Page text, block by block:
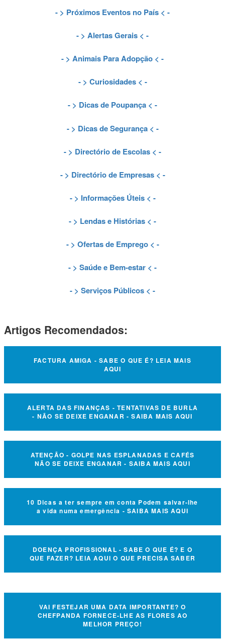
- > Próximos Eventos no País < -
- > Alertas Gerais < -
- > Animais Para Adopção < -
- > Curiosidades< -
- > Dicas de Poupança < -
- > Dicas de Segurança< -
- > Directório de Escolas < -
- > Directório de Empresas< -
- > Informações Úteis< -
- > Lendas e Histórias < -
- > Ofertas de Emprego< -
- > Saúde e Bem-estar < -
- > Serviços Públicos < -
Artigos Recomendados:
FACTURA AMIGA - SABE O QUE É? LEIA MAIS
AQUI
ALERTA DAS FINANÇAS - TENTATIVAS DE BURLA
- NÃO SE DEIXE ENGANAR - SAIBA MAIS AQUI
ATENÇÃO - GOLPE NAS ESPLANADAS E CAFÉS
NÃO SE DEIXE ENGANAR - SAIBA MAIS AQUI
10 Dicas a ter sempre em conta Podem salvar-lhe
a vida numa emergência - SAIBA MAIS AQUI
DOENÇA PROFISSIONAL - SABE O QUE É? E O
QUE FAZER? LEIA AQUI O QUE PRECISA SABER
VAI FESTEJAR UMA DATA IMPORTANTE? O
CHEFPANDA FORNECE-LHE AS FLORES AO
MELHOR PREÇO!